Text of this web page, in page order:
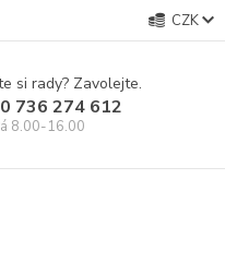
CZK
si rady? Zavolejte.
736 274 612
8.00-16.00